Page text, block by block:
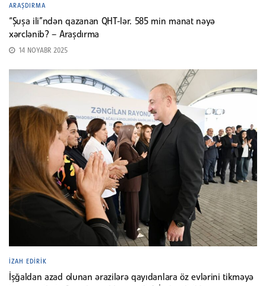
ARAŞDIRMA
“Şuşa ili”ndən qazanan QHT-lər. 585 min manat nəyə
xərclənib? – Araşdırma
14 NOYABR 2025
İZAH EDIRIK
İşğaldan azad olunan ərazilərə qayıdanlara öz evlərini tikməyə